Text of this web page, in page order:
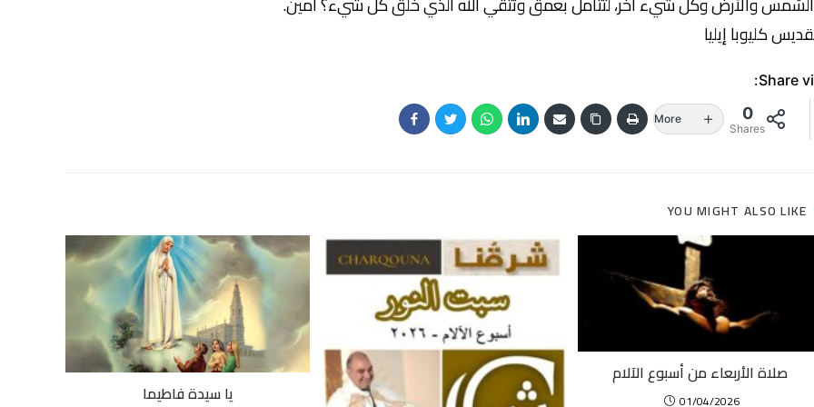
كليوبا إيليا
Share
0
Shares
More
YOU MIGHT ALSO LIKE
يا سيدة فاطيما
صلاة الأربعاء من أسبوع الآلام
01/04/2026